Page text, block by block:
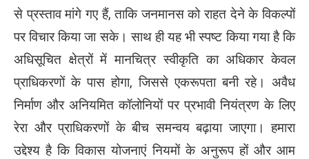
से प्रस्ताव मांगे गए हैं, ताकि जनमानस को राहत देने के विकल्पों
पर विचार किया जा सके। साथ ही यह भी स्पष्ट किया गया है कि
अधिसूचित क्षेत्रों में मानचित्र स्वीकृति का अधिकार केवल
प्राधिकरणों के पास होगा, जिससे एकरूपता बनी रहे। अवैध
निर्माण और अनियमित कॉलोनियों पर प्रभावी नियंत्रण के लिए
रेरा और प्राधिकरणों के बीच समन्वय बढ़ाया जाएगा। हमारा
उद्देश्य है कि विकास योजनाएं नियमों के अनुरूप हों और आम